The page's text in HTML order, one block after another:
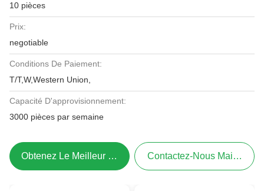
10 pièces
Prix:
negotiable
Conditions De Paiement:
T/T,W,Western Union,
Capacité D'approvisionnement:
3000 pièces par semaine
Obtenez Le Meilleur Prix Contactez-Nous Maintenant